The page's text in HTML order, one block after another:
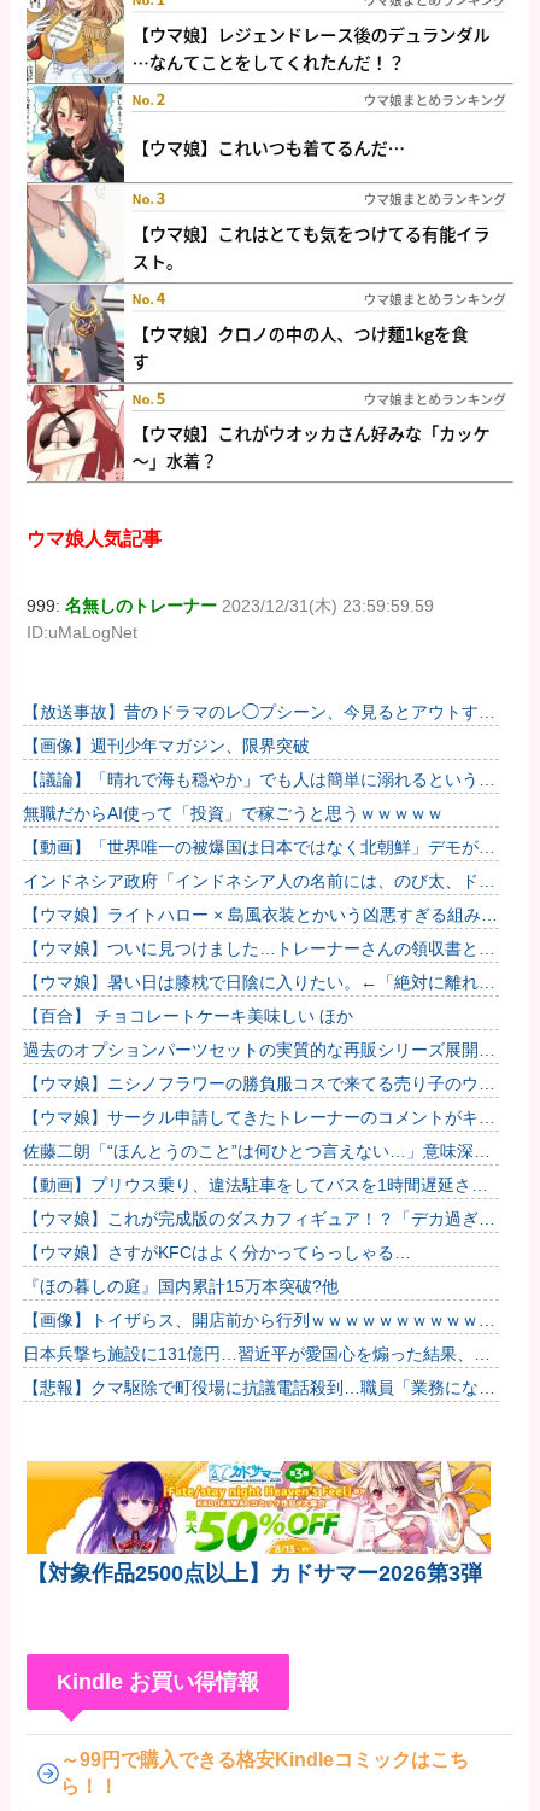
ウマ娘人気記事
999:名無しのトレーナー 2023/12/31(木) 23:59:59.59
ID:uMaLogNet
【放送事故】昔のドラマのレ◯プシーン、今見るとアウトすぎ
る・・・
【画像】週刊少年マガジン、限界突破
【議論】「晴れで海も穏やか」でも人は簡単に溺れるという恐
怖……高齢者の海水浴はマジで危険なのか？
無職だからAI使って「投資」で稼ごうと思うｗｗｗｗｗ
【動画】「世界唯一の被爆国は日本ではなく北朝鮮」デモが開
催される
インドネシア政府「インドネシア人の名前には、のび太、ドラ
えもん、スネ夫、ナルト、しんちゃんなどあります」
【ウマ娘】ライトハロー × 島風衣装とかいう凶悪すぎる組み合
わせｗｗｗ「大変なことに…」
【ウマ娘】ついに見つけました…トレーナーさんの領収書と給
与明細！！
【ウマ娘】暑い日は膝枕で日陰に入りたい。←「絶対に離れた
くない場所だな」
【百合】 チョコレートケーキ美味しい ほか
過去のオプションパーツセットの実質的な再販シリーズ展開止
まるの早すぎない？
【ウマ娘】ニシノフラワーの勝負服コスで来てる売り子のウマ
娘！？
【ウマ娘】サークル申請してきたトレーナーのコメントがキモ
すぎて草ｗｗｗ「このまま成長したらどうなるんや…」
佐藤二朗「“ほんとうのこと”は何ひとつ言えない…」意味深投
稿に憶測殺到
【動画】プリウス乗り、違法駐車をしてバスを1時間遅延させ
てしまった模様
【ウマ娘】これが完成版のダスカフィギュア！？「デカ過ぎん
だろ…」
【ウマ娘】さすがKFCはよく分かってらっしゃる…
『ほの暮しの庭』国内累計15万本突破?他
【画像】トイザらス、開店前から行列ｗｗｗｗｗｗｗｗｗｗｗ
ｗｗｗｗｗ他
日本兵撃ち施設に131億円…習近平が愛国心を煽った結果、
「抗日テーマパーク｣が中国各地に広がる！
【悲報】クマ駆除で町役場に抗議電話殺到…職員「業務になり
【対象作品2500点以上】カドサマー2026第3弾
Kindle お買い得情報
～99円で購入できる格安Kindleコミックはこち
ら！！